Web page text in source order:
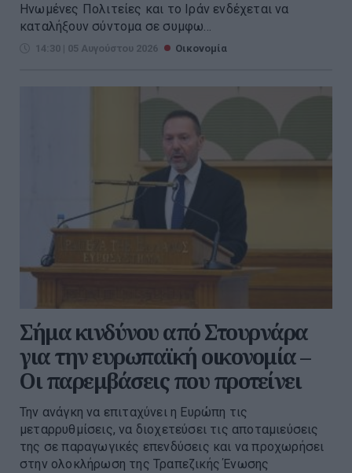
Ηνωμένες Πολιτείες και το Ιράν ενδέχεται να
καταλήξουν σύντομα σε συμφω...
14:30 | 05 Αυγούστου 2026 Οικονομία
Σήμα κινδύνου από Στουρνάρα
για την ευρωπαϊκή οικονομία –
Οι παρεμβάσεις που προτείνει
Την ανάγκη να επιταχύνει η Ευρώπη τις
μεταρρυθμίσεις, να διοχετεύσει τις αποταμιεύσεις
της σε παραγωγικές επενδύσεις και να προχωρήσει
στην ολοκλήρωση της Τραπεζικής Ένωσης